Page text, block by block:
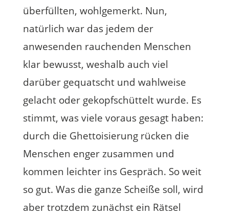
überfüllten, wohlgemerkt. Nun,
natürlich war das jedem der
anwesenden rauchenden Menschen
klar bewusst, weshalb auch viel
darüber gequatscht und wahlweise
gelacht oder gekopfschüttelt wurde. Es
stimmt, was viele voraus gesagt haben:
durch die Ghettoisierung rücken die
Menschen enger zusammen und
kommen leichter ins Gespräch. So weit
so gut. Was die ganze Scheiße soll, wird
aber trotzdem zunächst ein Rätsel